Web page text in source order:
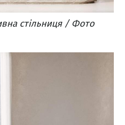
стільниця / Фото